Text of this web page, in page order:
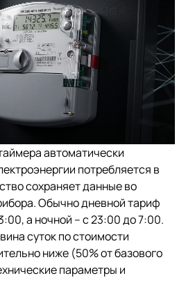
автоматически
потребляется в
сохраняет данные во
Обычно дневной тариф
а ночной – с 23:00 до 7:00.
суток по стоимости
ниже (50% от базового
параметры и